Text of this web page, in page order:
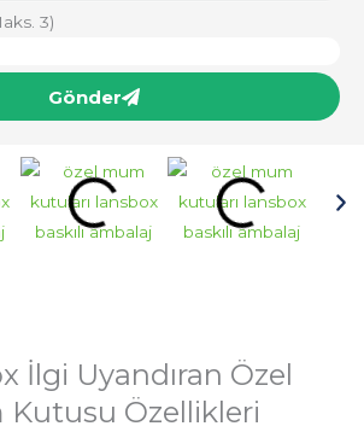
3)
Gönder
İlgi Uyandıran Özel
Kutusu Özellikleri